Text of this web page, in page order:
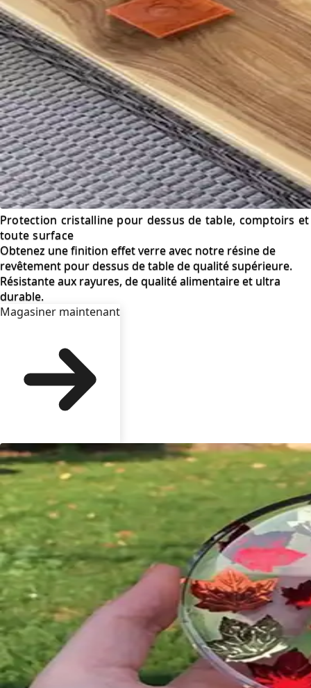
Protection cristalline pour dessus de table, comptoirs et
toute surface
Obtenez une finition effet verre avec notre résine de
revêtement pour dessus de table de qualité supérieure.
Résistante aux rayures, de qualité alimentaire et ultra
durable.
Magasiner maintenant